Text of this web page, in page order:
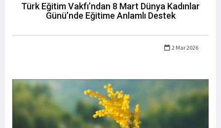
Türk Eğitim Vakfı’ndan 8 Mart Dünya Kadınlar
Günü’nde Eğitime Anlamlı Destek
2 Mar 2026